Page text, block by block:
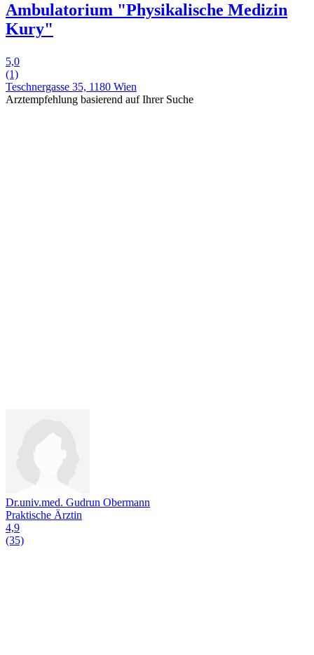
Ambulatorium "Physikalische Medizin
Kury"
5,0
(1)
Teschnergasse 35, 1180 Wien
Arztempfehlung basierend auf Ihrer Suche
Dr.univ.med. Gudrun Obermann
Praktische Ärztin
4,9
(35)